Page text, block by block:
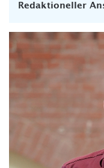
Redaktioneller